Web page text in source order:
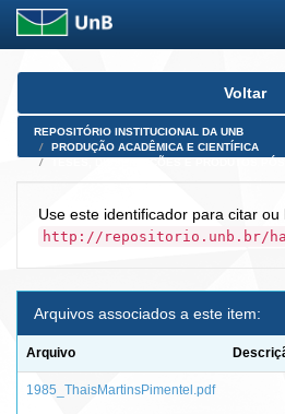
Skip
Voltar
REPOSITÓRIO INSTITUCIONAL DA UNB
PRODUÇÃO ACADÊMICA E CIENTÍFICA
Use este identificador para citar
http://repositorio.unb.br/
Arquivos associados a este item:
Arquivo
1985_ThaisMartinsPimentel.pdf